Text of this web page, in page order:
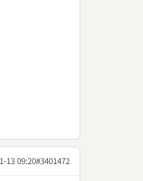
13 09:20#3401472